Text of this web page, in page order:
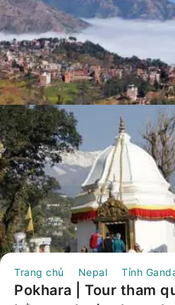
Trang chủ Nepal Tỉnh
Pokhara | Tour tham